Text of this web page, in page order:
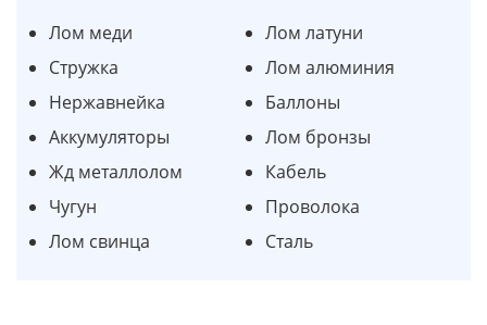
Лом меди
Лом латуни
Стружка
Лом алюминия
Нержавнейка
Баллоны
Аккумуляторы
Лом бронзы
Жд металлолом
Кабель
Чугун
Проволока
Лом свинца
Сталь